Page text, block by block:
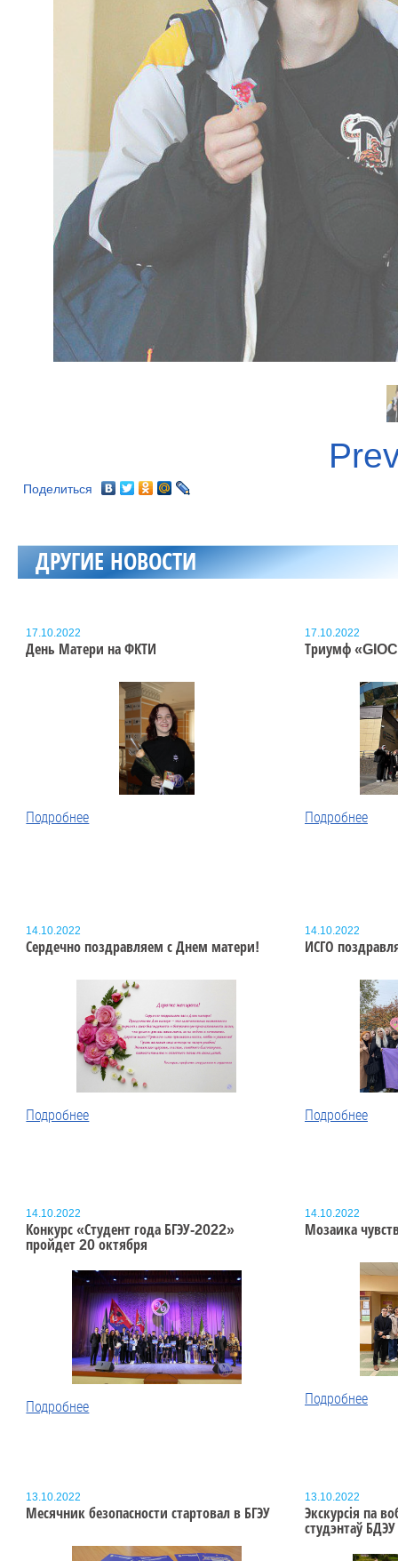
Поделиться
ДРУГИЕ НОВОСТИ
17.10.2022
День Матери на ФКТИ
Подробнее
17.10.2022
Триумф
Подробнее
14.10.2022
Сердечно поздравляем с Днем матери!
Подробнее
14.10.2022
ИСГО
Подробнее
14.10.2022
Конкурс «Студент года БГЭУ-2022»
пройдет 20 октября
Подробнее
14.10.2022
Мозаика
Подробнее
13.10.2022
Месячник безопасности стартовал в БГЭУ
13.10.2022
Экскурсія па
студэнтаў БДЭУ